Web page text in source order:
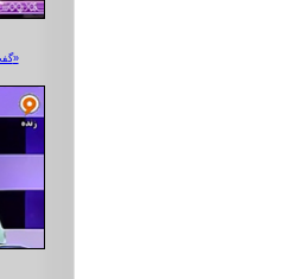
گفت‌وگو با «حسن‌گرامی»و«امیدآمحمدی»